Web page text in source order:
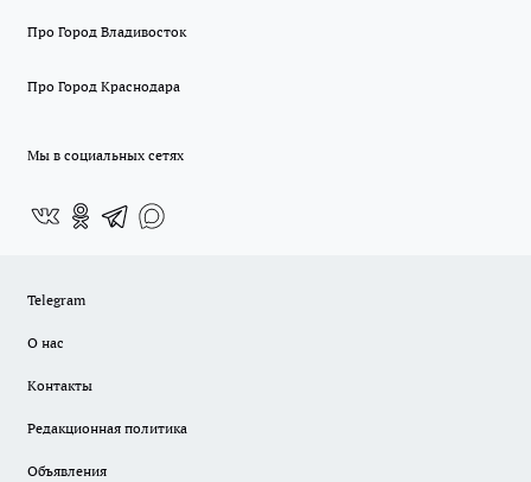
Про Город Владивосток
Про Город Краснодара
Мы в социальных сетях
Telegram
О нас
Контакты
Редакционная политика
Объявления